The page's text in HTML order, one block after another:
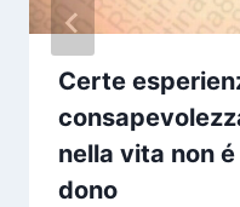
Certe
nella vita non
dono